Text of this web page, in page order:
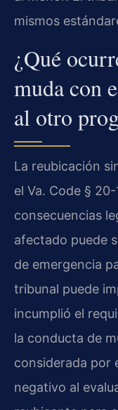
mismos
¿Qué
muda con
al otro
La reubicación
el Va. Code §
consecuencias
afectado puede
de emergencia
tribunal puede
incumplió el
la conducta de
considerada por
negativo al